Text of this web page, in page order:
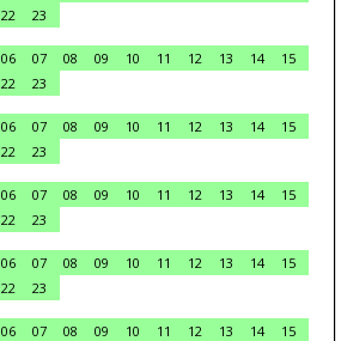
22
23
06 07 08 09 10 11 12 13 14
15
22
23
06 07 08 09 10 11 12 13 14
15
22
23
06 07 08 09 10 11 12 13 14
15
22
23
06 07 08 09 10 11 12 13 14
15
22
23
06 07 08 09 10 11 12 13 14
15